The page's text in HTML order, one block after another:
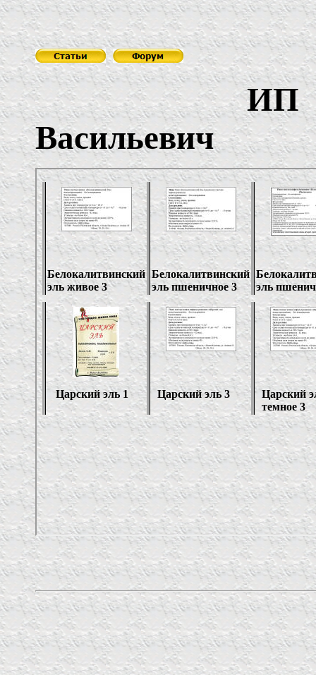
ИП
Васильевич